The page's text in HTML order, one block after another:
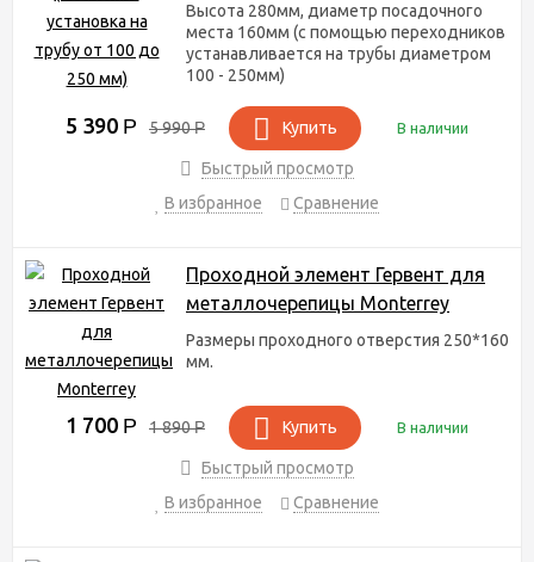
Высота 280мм, диаметр посадочного
места 160мм (с помощью переходников
устанавливается на трубы диаметром
100 - 250мм)
5 390 Р 5 990Р Купить В наличии
Быстрый просмотр
В избранное
Сравнение
Проходной элемент Гервент для
металлочерепицы Monterrey
Размеры проходного отверстия 250*160
мм.
1 700 Р 1 890Р Купить В наличии
Быстрый просмотр
В избранное
Сравнение